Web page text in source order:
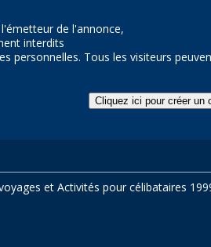
de l'annonce,
interdits
personnelles. Tous les visiteurs
et Activités pour célibataires